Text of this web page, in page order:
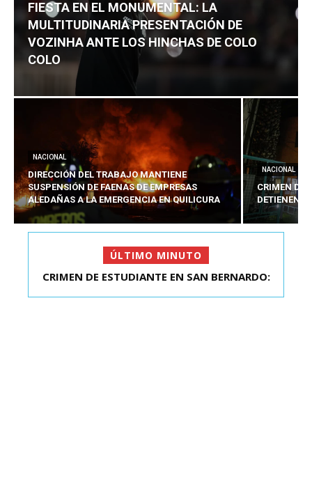
FIESTA EN EL MONUMENTAL: LA
MULTITUDINARIA PRESENTACIÓN DE
VOZINHA ANTE LOS HINCHAS DE COLO
COLO
NACIONAL
DIRECCIÓN DEL TRABAJO MANTIENE
SUSPENSIÓN DE FAENAS DE EMPRESAS
ALEDAÑAS A LA EMERGENCIA EN QUILICURA
NACIONAL
CRIMEN DE
DETIENEN
ÚLTIMO MINUTO
CRIMEN DE ESTUDIANTE EN SAN BERNARDO: